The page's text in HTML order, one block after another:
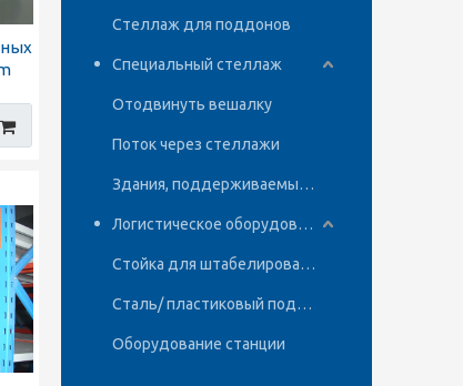
Стеллаж для поддонов
Специальный стеллаж
Отодвинуть вешалку
Поток через стеллажи
Здания, поддерживаемые стойкой
Логистическое оборудование
Стойка для штабелирования
Сталь/ пластиковый поддон
Оборудование станции